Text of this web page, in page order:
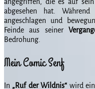
abgesehen hat. Während
angeschlagen und
Feinde aus seiner
Bedrohung.
Mein Comic Senf
In „Ruf der Wildnis“ wird